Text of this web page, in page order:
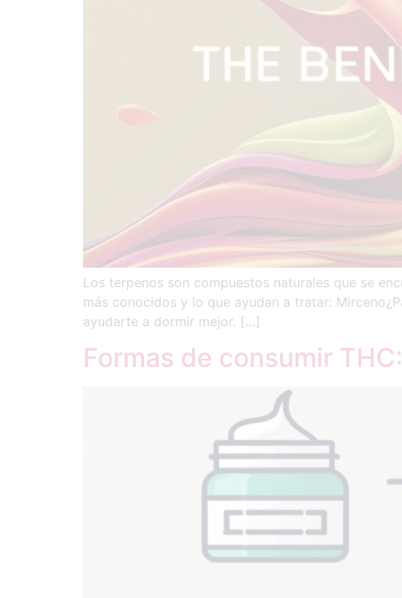
Los terpenos son compuestos naturales que se
más conocidos y lo que ayudan a tratar:
ayudarte a dormir mejor. […]
Formas de consumir